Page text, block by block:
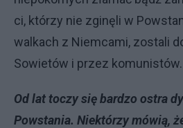
ci, którzy nie zginęli w
walkach z Niemcami, zostali
Sowietów i przez komunistów.
Od lat toczy się bardzo ostra
Powstania. Niektórzy mówią,